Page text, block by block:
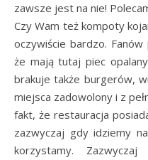
zawsze jest na nie!
Czy Wam też kompoty
oczywiście bardzo.
że mają tutaj piec
brakuje także burgerów,
miejsca zadowolony i z
fakt, że restauracja
zazwyczaj gdy idziemy
korzystamy.